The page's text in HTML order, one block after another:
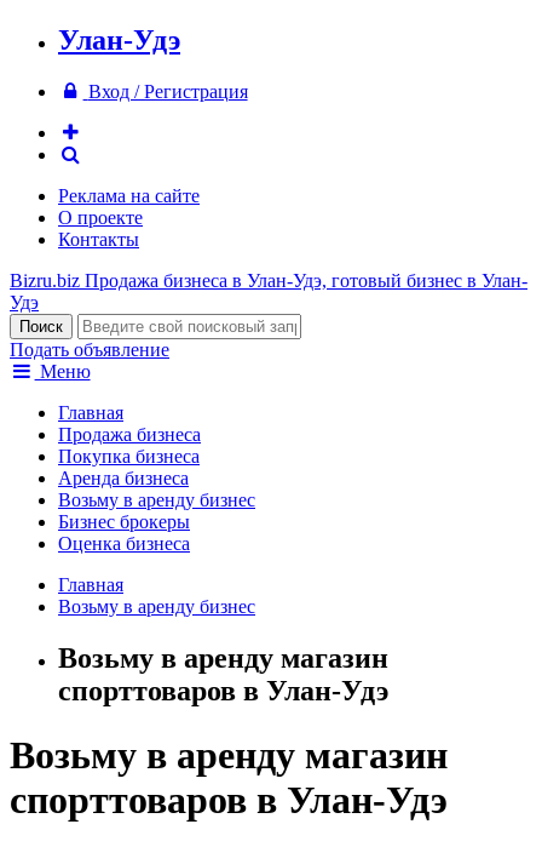
Улан-Удэ
Вход / Регистрация
Реклама на сайте
О проекте
Контакты
Bizru.biz Продажа бизнеса в Улан-Удэ, готовый бизнес в Улан-
Удэ
Подать объявление
Меню
Главная
Продажа бизнеса
Покупка бизнеса
Аренда бизнеса
Возьму в аренду бизнес
Бизнес брокеры
Оценка бизнеса
Главная
Возьму в аренду бизнес
Возьму в аренду магазин
спорттоваров в Улан-Удэ
Возьму в аренду магазин
спорттоваров в Улан-Удэ